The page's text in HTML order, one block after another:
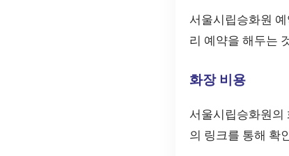
서울시립승화원
리 예약을 해두는
화장 비용
서울시립승화원의
의 링크를 통해 확